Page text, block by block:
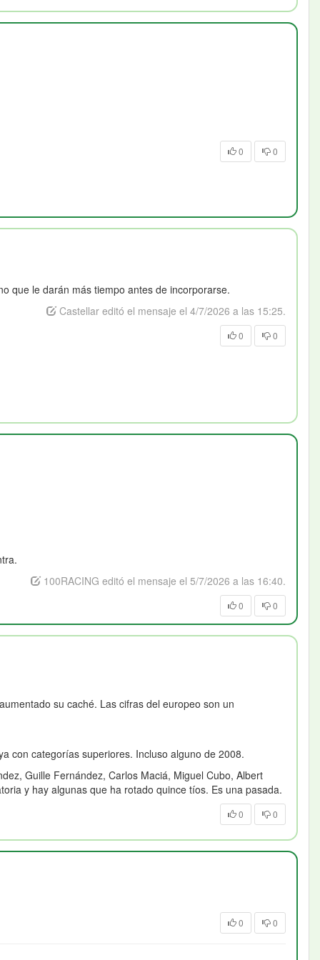
0 0
que le darán más tiempo antes de incorporarse.
Castellar editó el mensaje el 4/7/2026 a las 15:25.
0 0
100RACING editó el mensaje el 5/7/2026 a las 16:40.
0 0
su caché. Las cifras del europeo son un
con categorías superiores. Incluso alguno de 2008.
Guille Fernández, Carlos Maciá, Miguel Cubo, Albert
y hay algunas que ha rotado quince tíos. Es una pasada.
0 0
0 0